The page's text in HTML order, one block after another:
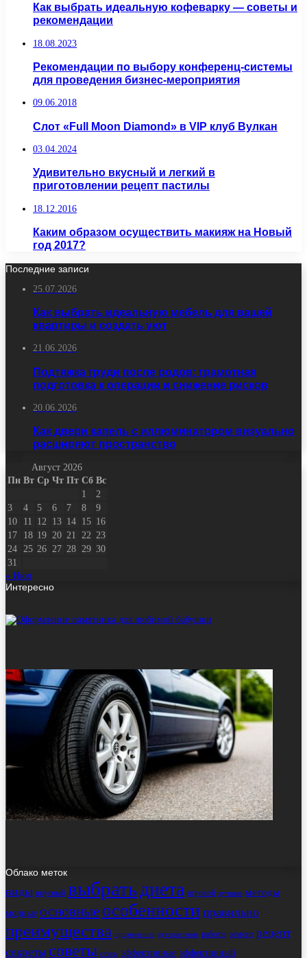
Как выбрать идеальную кофеварку — советы и
рекомендации
18.08.2023
Рекомендации по выбору конференц-системы
для проведения бизнес-мероприятия
09.06.2018
Слот «Full Moon Diamond» в VIP клуб Вулкан
03.04.2024
Удивительно вкусный и легкий в
приготовлении рецепт пастилы
18.12.2016
Каким образом осуществить макияж на Новый
год 2017?
Последние записи
25.07.2026
Как выбрать идеальную мебель для вашей
квартиры и создать уют
21.06.2026
Подтяжка груди после родов: грамотная
подготовка к операции и снижение рисков
20.06.2026
Как двери капель с иллюминатором визуально
расширяют пространство
Август 2026
Пн Вт Ср Чт Пт Сб Вс
1
2
3
4 5 6 7 8
9
10
11 12 13 14 15 16
17
18 19 20 21 22 23
24
25 26 27 28 29 30
31
« Июл
Интересно
Облако меток
виды вкусный выбратьдиета игровой лучшие методы
модные основные особенности правильно
преимущества применение путешествие работы ремонт рецепт
секреты советы стиль эффективные эффективный